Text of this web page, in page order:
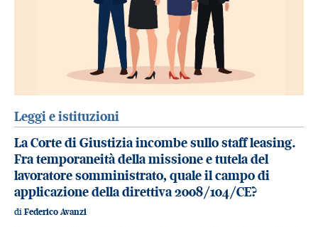
Leggi e istituzioni
La Corte di Giustizia incombe sullo staff leasing.
Fra temporaneità della missione e tutela del
lavoratore somministrato, quale il campo di
applicazione della direttiva 2008/104/CE?
di Federico Avanzi